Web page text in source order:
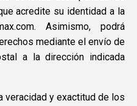
acredite su identidad a la
Asimismo, podrá
mediante el envío de
a la dirección indicada
veracidad y exactitud de los